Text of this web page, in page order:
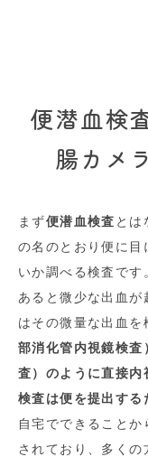
便潜血検
腸カメ
まず便潜血検査 とは
の名のとおり便に目
いか調べる検査で
あると微少な出血
はその微量な出血を
部消化管内視鏡検査
査） のように直接内
検査は便を提出する
自宅でできること
されており、多くの